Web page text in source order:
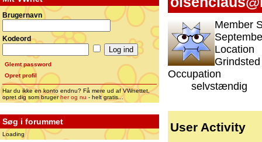
Brugernavn
Kodeord
Glemt password
Opret profil
Har du ikke en konto endnu? Få mere ud af VWnettet,
opret dig som brugerher og nu - helt gratis...
Søg i forummet
Loading
Member
Location
Grindsted
Occupation
selvstændig
User Activity